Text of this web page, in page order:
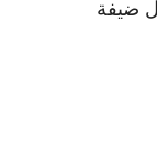
ضيفة